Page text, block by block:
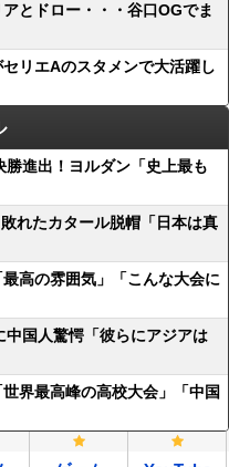
とドロー・・・谷口OGでま
リエAのスタメンで大活躍し
進出！ヨルダン「史上最も
れたカタール脱帽「日本は真
高の雰囲気」「こんな大会に
国人驚愕「彼らにアジアは
界最高峰の高校大会」「中国